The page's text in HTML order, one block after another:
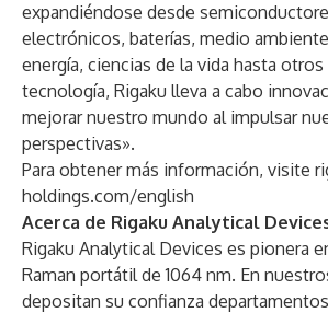
expandiéndose desde
electrónicos, baterías, medio
energía, ciencias de la vida hasta
tecnología, Rigaku lleva a cabo
mejorar nuestro mundo al impulsar
perspectivas».
Para obtener más información, visite
holdings.com/english
Acerca de Rigaku Analytical
Rigaku Analytical Devices es pionera
Raman portátil de 1064 nm. En
depositan su confianza